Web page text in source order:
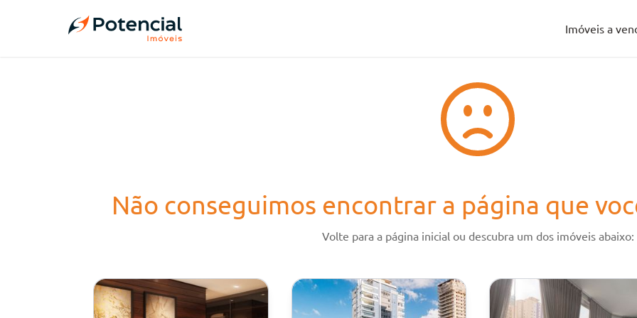
Imóveis a
Imóveis a
Não conseguimos encontrar a página que
Volte para a página inicial ou descubra um dos imóveis abaixo: